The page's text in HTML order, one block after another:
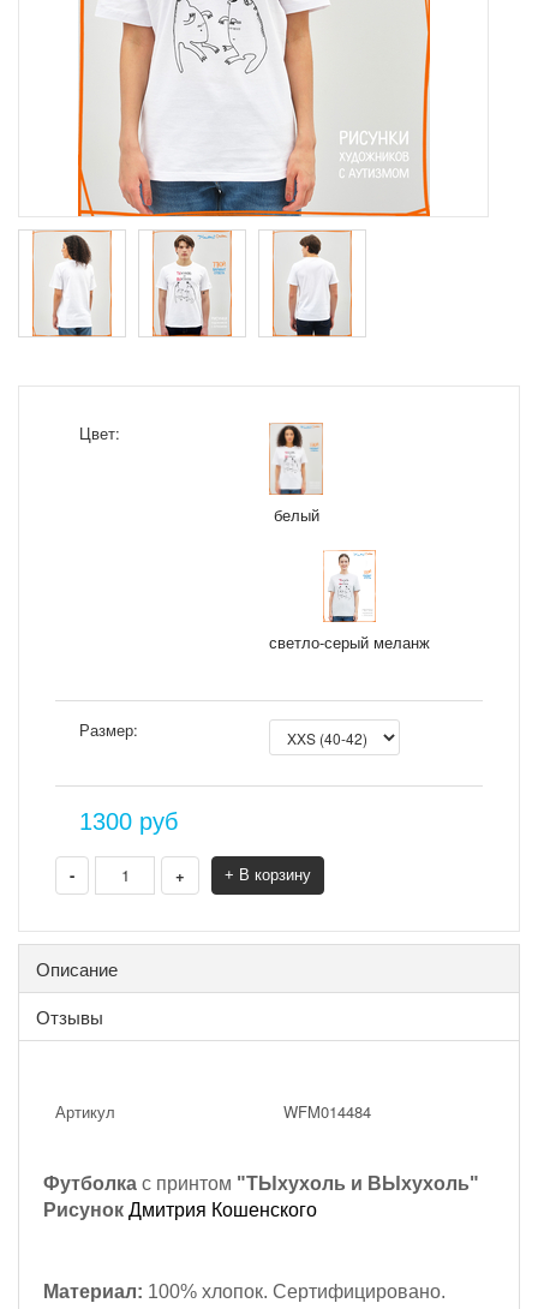
Цвет:
белый
светло-серый меланж
Размер:
1300 руб
- + + В корзину
Описание
Отзывы
Артикул WFM014484
Футболка с принтом "ТЫхухоль и ВЫхухоль"
Рисунок Дмитрия Кошенского
Материал: 100% хлопок. Сертифицировано.